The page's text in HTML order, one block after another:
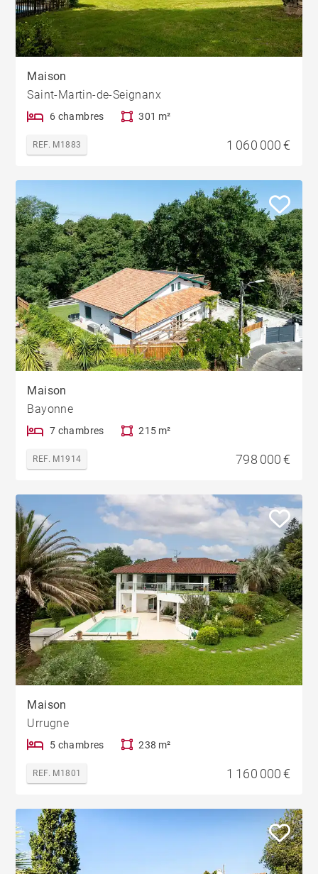
Maison
Saint-Martin-de-Seignanx
6 chambres 301 m²
REF. M1883 1 060 000 €
Maison
Bayonne
7 chambres 215 m²
REF. M1914 798 000 €
Maison
Urrugne
5 chambres 238 m²
REF. M1801 1 160 000 €